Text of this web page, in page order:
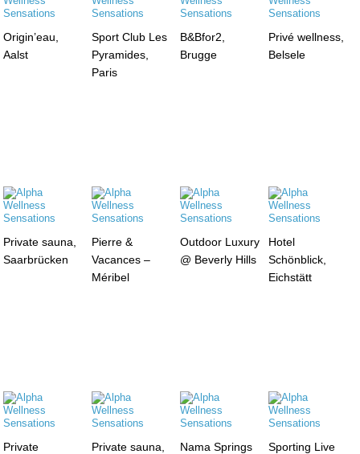
Origin’eau,
Aalst
Sport Club Les
Pyramides,
Paris
B&Bfor2,
Brugge
Privé wellness,
Belsele
Private sauna,
Saarbrücken
Pierre &
Vacances –
Méribel
Outdoor Luxury
@ Beverly Hills
Hotel
Schönblick,
Eichstätt
Private
Private sauna,
Nama Springs
Sporting Live